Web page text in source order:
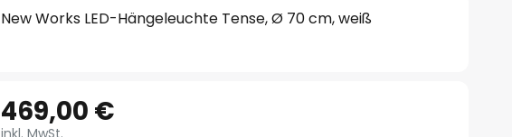
New Works LED-Hängeleuchte Tense, Ø 70 cm, weiß
469,00 €
inkl. MwSt.